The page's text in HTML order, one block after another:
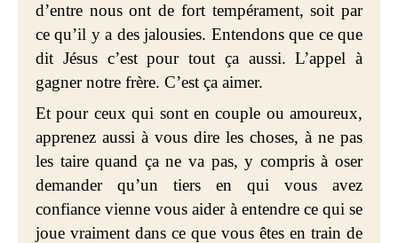
d’entre nous ont de fort tempérament, soit par
ce qu’il y a des jalousies. Entendons que ce que
dit Jésus c’est pour tout ça aussi. L’appel à
gagner notre frère. C’est ça aimer.
Et pour ceux qui sont en couple ou amoureux,
apprenez aussi à vous dire les choses, à ne pas
les taire quand ça ne va pas, y compris à oser
demander qu’un tiers en qui vous avez
confiance vienne vous aider à entendre ce qui se
joue vraiment dans ce que vous êtes en train de